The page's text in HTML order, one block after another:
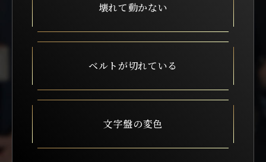
壊れて動かない
ベルトが切れている
文字盤の変色